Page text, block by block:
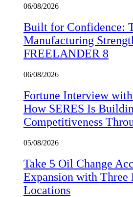
06/08/2026
Built for Confidence:
Manufacturing
FREELANDER 8
06/08/2026
Fortune Interview
How SERES Is
Competitiveness
05/08/2026
Take 5 Oil Change
Expansion with Three
Locations